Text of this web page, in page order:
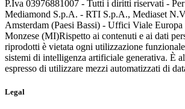
P.Iva 03976881007 - Tutti i diritti riservati -
Mediamond S.p.A. - RTI S.p.A., Mediaset
Amsterdam (Paesi Bassi) - Uffici Viale
Monzese (MI)Rispetto ai contenuti e ai dati
riprodotti è vietata ogni utilizzazione
sistemi di intelligenza artificiale generativa. È
espresso di utilizzare mezzi automatizzati di
Legal